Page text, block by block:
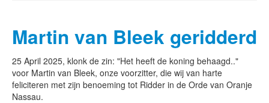
Martin van Bleek geridderd
25 April 2025, klonk de zin: "Het heeft de koning behaagd.."
voor Martin van Bleek, onze voorzitter, die wij van harte
feliciteren met zijn benoeming tot Ridder in de Orde van Oranje
Nassau.